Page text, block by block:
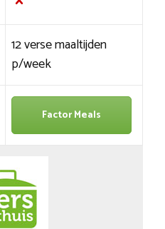
12 verse maaltijden
p/week
Factor Meals